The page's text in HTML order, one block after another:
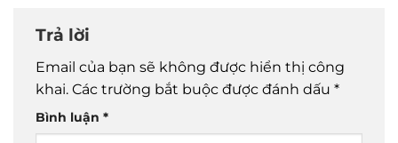
Trả lời
Email của bạn sẽ không được hiển thị công
khai. Các trường bắt buộc được đánh dấu *
Bình luận *